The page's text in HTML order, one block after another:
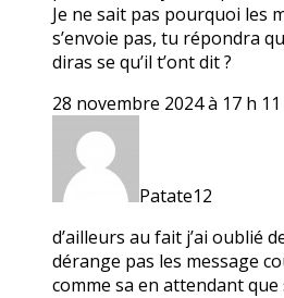
Je ne sait pas pourquoi les
s’envoie pas, tu répondra
diras se qu’il t’ont dit ?
28 novembre 2024 à 17 h
Patate12
d’ailleurs au fait j’ai oublié
dérange pas les message
comme sa en attendant que